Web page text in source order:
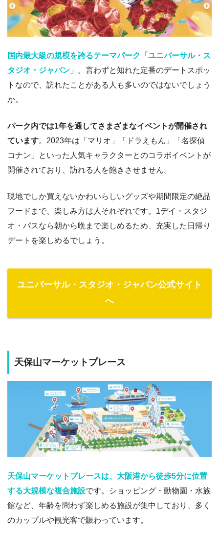
国内最大級の規模を誇るテーマパーク「ユニバーサル・ス
タジオ・ジャパン」 。言わずと知れた定番のデートスポッ
トなので、訪れたことがある人も多いのではないでしょう
か。
パーク内では1年を通してさまざまなイベントが開催され
ています。2023年は「マリオ」「ドラえもん」「名探偵
コナン」といった人気キャラクターとのコラボイベントが
開催されており、訪れる人を飽きさせません。
現地でしか買えないかわいらしいグッズや期間限定の絶品
フードまで、楽しみ方は人それぞれです。1デイ・スタジ
オ・パスなら朝から晩まで楽しめるため、充実した日帰り
デートを楽しめるでしょう。
ユニバーサル・スタジオ・ジャパン公式サイト
へ
天保山マーケットプレース
天保山マーケットプレースは、大阪港から徒歩5分に位置
する大規模な複合施設です。ショッピング・動物園・水族
館など、年齢を問わず楽しめる施設が集中しており、多く
のカップルや観光客で賑わっています。